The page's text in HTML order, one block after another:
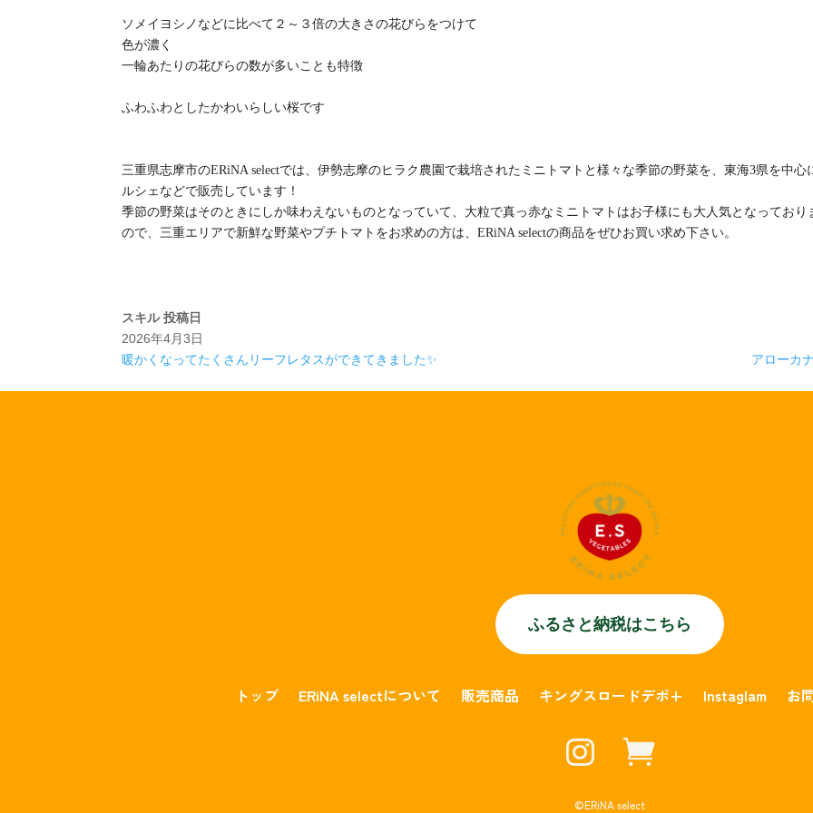
ソメイヨシノなどに比べて２～３倍の大きさの花びらをつけて
色が濃く
一輪あたりの花びらの数が多いことも特徴
ふわふわとしたかわいらしい桜です
三重県志摩市のERiNA selectでは、伊勢志摩のヒラク農園で栽培されたミニトマトと様々な季節の野菜を、東海3県を中心
ルシェなどで販売しています！
季節の野菜はそのときにしか味わえないものとなっていて、大粒で真っ赤なミニトマトはお子様にも大人気となっており
ので、三重エリアで新鮮な野菜やプチトマトをお求めの方は、ERiNA selectの商品をぜひお買い求め下さい。
スキル 投稿日
2026年4月3日
暖かくなってたくさんリーフレタスができてきました✨
アローカ
ふるさと納税はこちら
トップ ERiNA selectについて 販売商品 キングスロードデポ+ Instaglam お
 
©︎ERiNA select